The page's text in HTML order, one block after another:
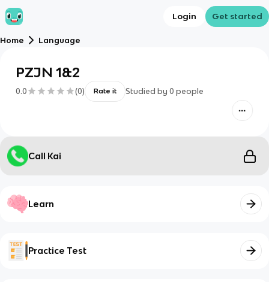
Login Get started
Home Language
PZJN 1&2
0.0 (0) Rate it Studied by 0 people
Call Kai
Learn
Practice Test